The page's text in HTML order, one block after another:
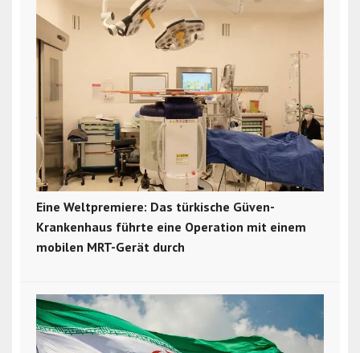
Eine Weltpremiere: Das türkische Güven-
Krankenhaus führte eine Operation mit einem
mobilen MRT-Gerät durch